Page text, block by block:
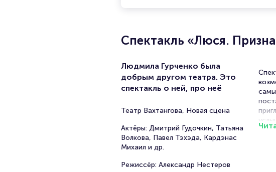
Спектакль «Люся.
Людмила Гурченко была
добрым другом театра. Это
спектакль о ней, про неё
Театр Вахтангова, Новая сцена
Актёры: Дмитрий Гудочкин, Татьяна
Волкова, Павел Тэхэда, Кардэнас
Михаил и др.
Режиссёр: Александр Нестеров